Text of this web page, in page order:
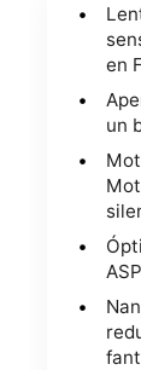
en
un